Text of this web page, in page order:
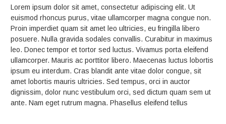
Lorem ipsum dolor sit amet, consectetur adipiscing elit. Ut
euismod rhoncus purus, vitae ullamcorper magna congue non.
Proin imperdiet quam sit amet leo ultricies, eu fringilla libero
posuere. Nulla gravida sodales convallis. Curabitur in maximus
leo. Donec tempor et tortor sed luctus. Vivamus porta eleifend
ullamcorper. Mauris ac porttitor libero. Maecenas luctus lobortis
ipsum eu interdum. Cras blandit ante vitae dolor congue, sit
amet lobortis mauris ultricies. Sed tempus, orci in auctor
dignissim, dolor nunc vestibulum orci, sed dictum quam sem ut
ante. Nam eget rutrum magna. Phasellus eleifend tellus